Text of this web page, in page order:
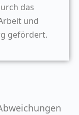
das
und
gefördert.